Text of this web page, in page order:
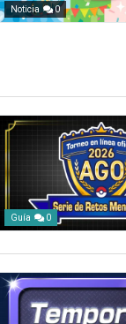
Noticia 0
Guía 0